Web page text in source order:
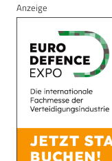
Anzeige